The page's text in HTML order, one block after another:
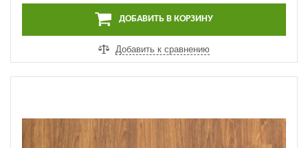
ДОБАВИТЬ В КОРЗИНУ
Добавить к сравнению